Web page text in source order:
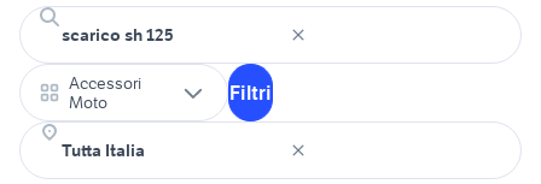
Accessori
Moto
Filtri